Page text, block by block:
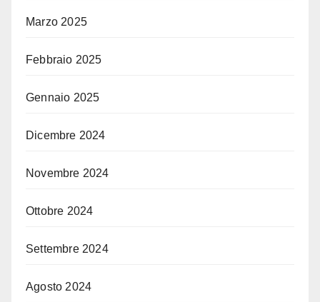
Marzo 2025
Febbraio 2025
Gennaio 2025
Dicembre 2024
Novembre 2024
Ottobre 2024
Settembre 2024
Agosto 2024